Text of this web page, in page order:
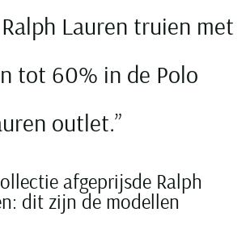
Lauren truien met
tot 60% in de Polo
outlet.
afgeprijsde Ralph
dit zijn de modellen